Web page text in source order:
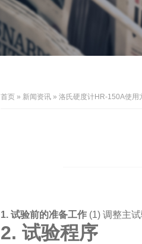
首页 » 新闻资讯 » 洛氏硬度计HR-150A使用
1. 试验前的准备工作 (1) 调整主
2. 试验程序